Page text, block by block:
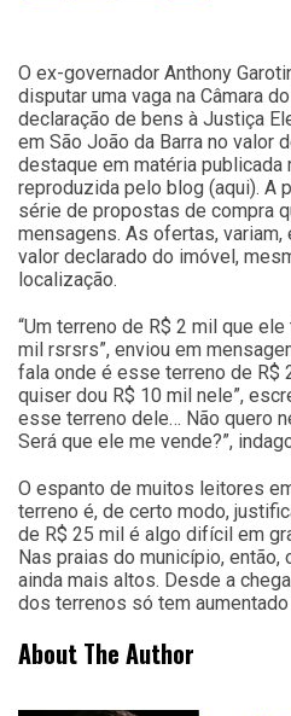
O ex-governador Anthony
disputar uma vaga na Câmara
declaração de bens à Justiça
em São João da Barra no valor
destaque em matéria publicada
reproduzida pelo blog (aqui). A
série de propostas de compra
mensagens. As ofertas,
valor declarado do imóvel,
localização.
“Um terreno de R$ 2 mil que
mil rsrsrs”, enviou em
fala onde é esse terreno de R$
quiser dou R$ 10 mil nele”,
esse terreno dele… Não quero
Será que ele me vende?”,
O espanto de muitos leitores
terreno é, de certo modo,
de R$ 25 mil é algo difícil em
Nas praias do município,
ainda mais altos. Desde a
dos terrenos só tem
About The Author